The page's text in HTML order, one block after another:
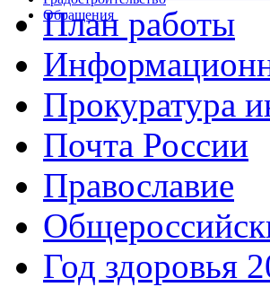
Обращения
План работы
Прокуратура
Почта России
Православие
Год здоровья